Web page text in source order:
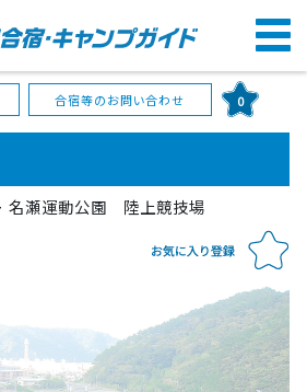
合宿等のお問い合わせ 0
名瀬運動公園 陸上競技場